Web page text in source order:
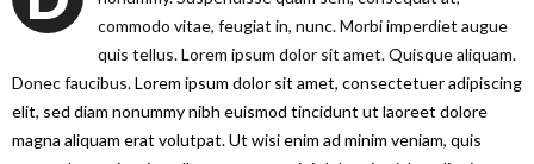
commodo vitae, feugiat in, nunc. Morbi imperdiet augue
quis tellus. Lorem ipsum dolor sit amet. Quisque aliquam.
Donec faucibus.Lorem ipsum dolor sit amet, consectetuer adipiscing
elit, sed diam nonummy nibh euismod tincidunt ut laoreet dolore
magna aliquam erat volutpat. Ut wisi enim ad minim veniam, quis